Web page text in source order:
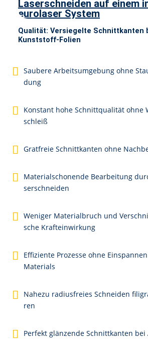
Qualität: Versiegelte Schnittkanten
Kunststoff-Folien
Sau­be­re Ar­beits­um­ge­bung oh­ne
dung
Kon­stant ho­he Schnitt­qua­li­tät oh­ne
schleiß
Grat­freie Schnitt­kan­ten oh­ne
Ma­te­ri­al­scho­nen­de Be­ar­bei­tung
ser­schnei­den
We­ni­ger Ma­te­ri­al­bruch und
sche Kraft­ein­wir­kung
Ef­fi­zi­en­te Pro­zes­se oh­ne
Ma­te­ri­als
Na­he­zu ra­di­us­frei­es Schnei­den
ren
Per­fekt glän­zen­de Schnitt­kan­ten bei